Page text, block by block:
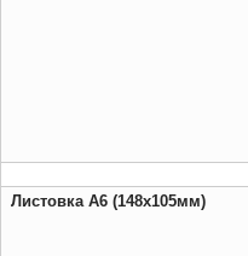
Листовка А6 (148х105мм)